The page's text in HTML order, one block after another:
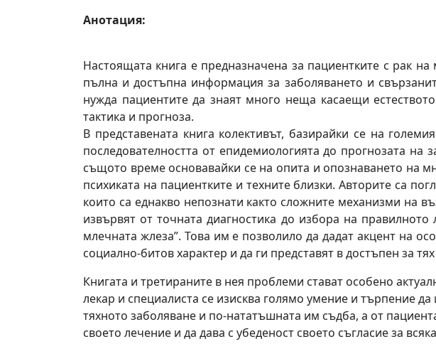
Анотация:
Настоящата книга е предназначена за пациентките с рак
пълна и достъпна информация за заболяването и
нужда пациентите да знаят много неща касаещи
тактика и прогноза.
В представената книга колективът, базирайки се на
последователността от епидемиологията до прогнозата
същото време основавайки се на опита и опознаването на
психиката на пациентките и техните близки. Авторите са
които са еднакво непознати както сложните механизми на
извървят от точната диагностика до избора на
млечната жлеза”. Това им е позволило да дадат акцент на
социално-битов характер и да ги представят в достъпен за
Книгата и третираните в нея проблеми стават особено
лекар и специалиста се изисква голямо умение и търпение
тяхното заболяване и по-нататъшната им съдба, а от
своето лечение и да дава с убеденост своето съгласие за